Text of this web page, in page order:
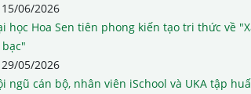
15/06/2026
học Hoa Sen tiên phong kiến tạo tri thức về
29/05/2026
ngũ cán bộ, nhân viên iSchool và UKA tập